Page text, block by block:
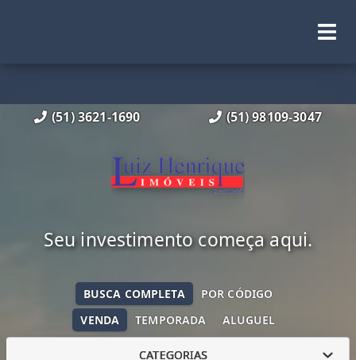
(51) 3621-1690 (51) 98109-3047
Seu investimento começa aqui.
VENDA TEMPORADA ALUGUEL
BUSCA COMPLETA POR CÓDIGO
CATEGORIAS